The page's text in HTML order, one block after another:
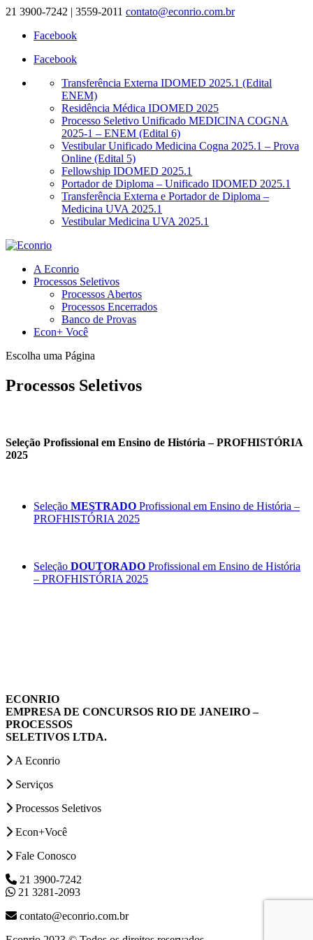
21 3900-7242 | 3559-2011 contato@econrio.com.br
Facebook
Facebook
Transferência Externa IDOMED 2025.1 (Edital
ENEM)
Residência Médica IDOMED 2025
Processo Seletivo Unificado MEDICINA COGNA
2025-1 – ENEM (Edital 6)
Vestibular Unificado Medicina Cogna 2025.1 – Prova
Online (Edital 5)
Fellowship IDOMED 2025.1
Portador de Diploma – Unificado IDOMED 2025.1
Transferência Externa e Portador de Diploma –
Medicina UVA 2025.1
Vestibular Medicina UVA 2025.1
A Econrio
Processos Seletivos
Processos Abertos
Processos Encerrados
Banco de Provas
Econ+ Você
Escolha uma Página
Processos Seletivos
Seleção Profissional em Ensino de História – PROFHISTÓRIA
2025
Seleção MESTRADO Profissional em Ensino de História –
PROFHISTÓRIA 2025
Seleção DOUTORADO Profissional em Ensino de História
– PROFHISTÓRIA 2025
ECONRIO
EMPRESA DE CONCURSOS RIO DE JANEIRO –
PROCESSOS
SELETIVOS LTDA.
A Econrio
Serviços
Processos Seletivos
Econ+Você
Fale Conosco
21 3900-7242
21 3281-2093
contato@econrio.com.br